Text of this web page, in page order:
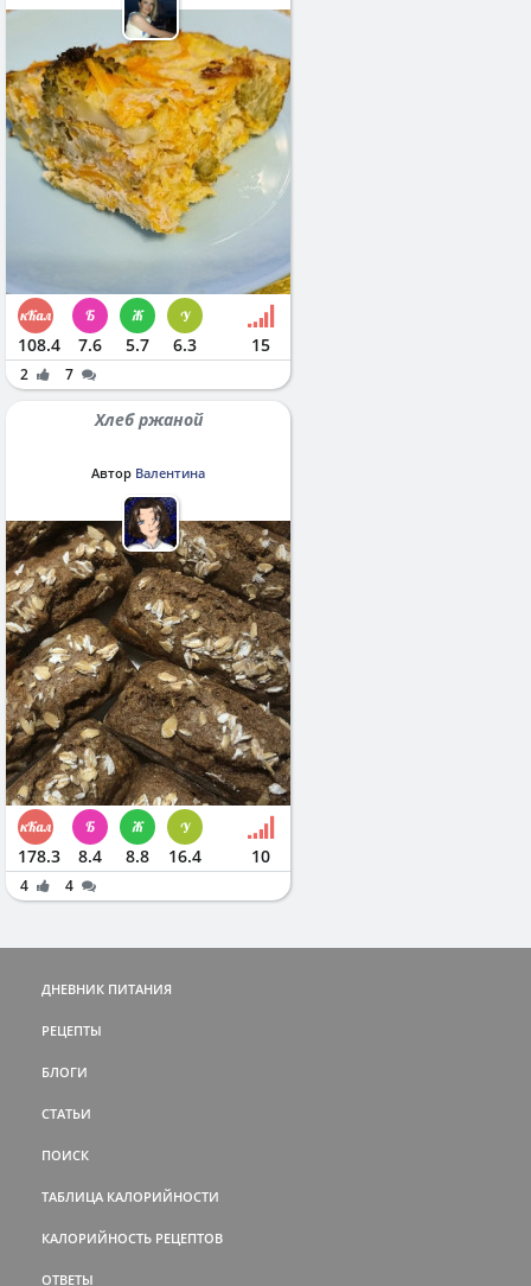
108.4 7.6 5.7 6.3 15
2 7
Хлеб ржаной
Автор Валентина
178.3 8.4 8.8 16.4 10
4 4
ДНЕВНИК ПИТАНИЯ
РЕЦЕПТЫ
БЛОГИ
СТАТЬИ
ПОИСК
ТАБЛИЦА КАЛОРИЙНОСТИ
КАЛОРИЙНОСТЬ РЕЦЕПТОВ
ОТВЕТЫ